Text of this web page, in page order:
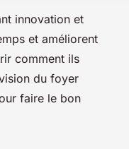
innovation et
et améliorent
comment ils
du foyer
faire le bon